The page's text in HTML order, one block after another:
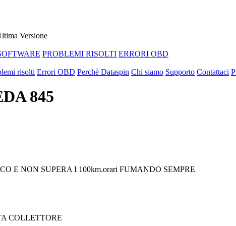
Versione
PROBLEMI RISOLTI ERRORI OBD
risolti Errori OBD Perchè Dataspin Chi siamo Supporto Contattaci
845
E NON SUPERA I 100km.orari FUMANDO SEMPRE
COLLETTORE